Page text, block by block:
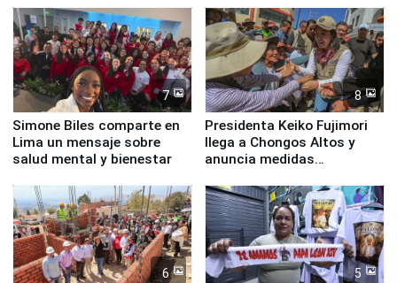
7
Simone Biles comparte en
Lima un mensaje sobre
salud mental y bienestar
8
Presidenta Keiko Fujimori
llega a Chongos Altos y
anuncia medidas
educación, salud y empleo
6 5